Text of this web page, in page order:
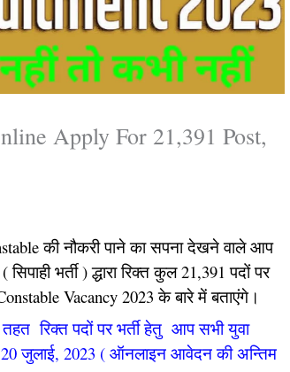
Apply For 21,391 Post,
की नौकरी पाने का सपना देखने वाले आप
भर्ती ) द्धारा रिक्त कुल 21,391 पदों पर
Vacancy 2023 के बारे में बताएंगे।
रिक्त पदों पर भर्ती हेतु आप सभी युवा
जुलाई, 2023 ( ऑनलाइन आवेदन की अन्तिम